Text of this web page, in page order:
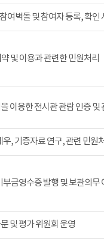
여벽돌 및 참여자 등록, 확인
및 이용과 관련한 민원처리
이용한 전시관 관람 인증 및
, 기증자료 연구, 관련 민원
부금영수증 발행 및 보관의무
및 평가 위원회 운영